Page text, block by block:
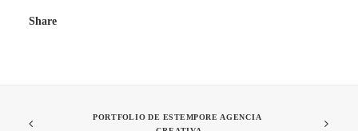
Share
PORTFOLIO DE ESTEMPORE AGENCIA